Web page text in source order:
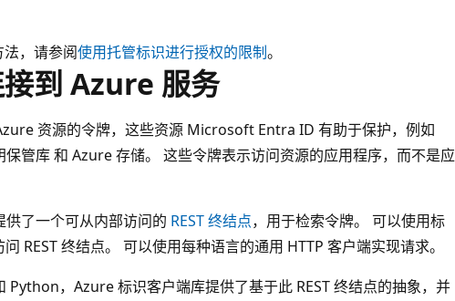
，请参阅使用托管标识进行授权的限制。
到 Azure 服务
资源的令牌，这些资源 Microsoft Entra ID 有助于保护，例如
管库 和 Azure 存储。 这些令牌表示访问资源的应用程序，而不是应
了一个可从内部访问的 REST 终结点，用于检索令牌。 可以使用标
REST 终结点。 可以使用每种语言的通用 HTTP 客户端实现请求。
Python，Azure 标识客户端库提供了基于此 REST 终结点的抽象，并